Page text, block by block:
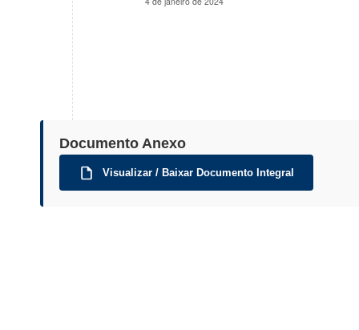
Documento Anexo
Visualizar / Baixar Documento Integral